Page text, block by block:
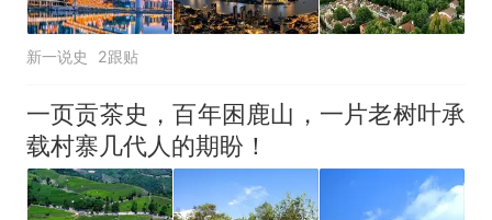
新一说史 2跟贴
一页贡茶史，百年困鹿山，一片老树叶承
载村寨几代人的期盼！